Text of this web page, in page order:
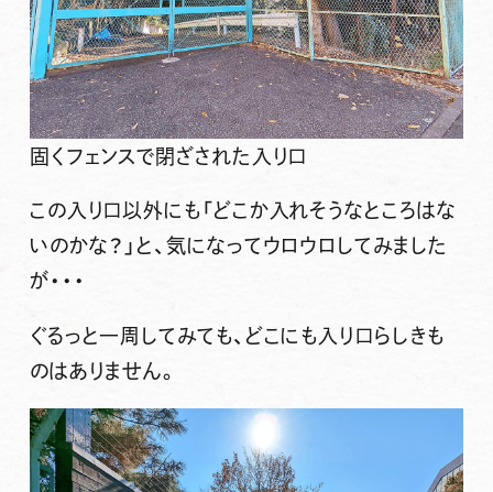
固くフェンスで閉ざされた入り口
この入り口以外にも「どこか入れそうなところはな
いのかな？」と、気になってウロウロしてみました
が・・・
ぐるっと一周してみても、どこにも入り口らしきも
のはありません。